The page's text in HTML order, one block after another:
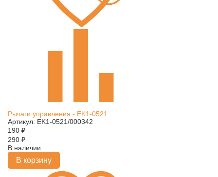
Рычаги управления - EK1-0521
Артикул: EK1-0521/000342
190 ₽
290 ₽
В наличии
В корзину